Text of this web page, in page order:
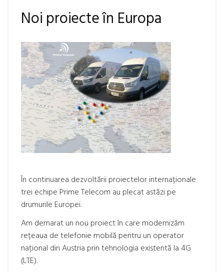
Noi proiecte în Europa
În continuarea dezvoltării proiectelor internaționale
trei echipe Prime Telecom au plecat astăzi pe
drumurile Europei.
Am demarat un nou proiect în care modernizăm
rețeaua de telefonie mobilă pentru un operator
național din Austria prin tehnologia existentă la 4G
(LTE).